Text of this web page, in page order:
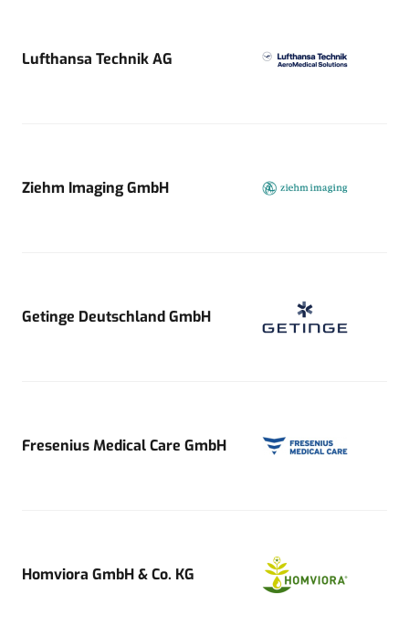
Lufthansa Technik AG
Ziehm Imaging GmbH
Getinge Deutschland GmbH
Fresenius Medical Care GmbH
Homviora GmbH & Co. KG